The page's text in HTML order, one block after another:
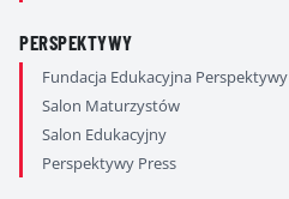
PERSPEKTYWY
Fundacja Edukacyjna Perspektywy
Salon Maturzystów
Salon Edukacyjny
Perspektywy Press